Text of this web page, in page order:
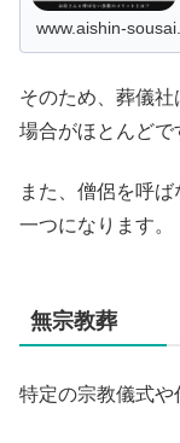
www.aishin-
そのため、葬儀
場合がほとんどで
また、僧侶を呼
一つになります。
無宗教葬
特定の宗教儀式や